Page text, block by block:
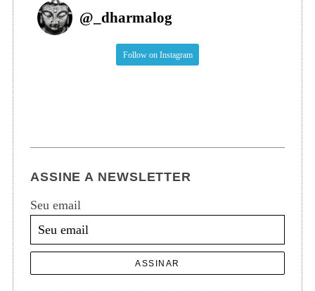
@ _dharmalog
Follow on Instagram
ASSINE A NEWSLETTER
Seu email
ASSINAR